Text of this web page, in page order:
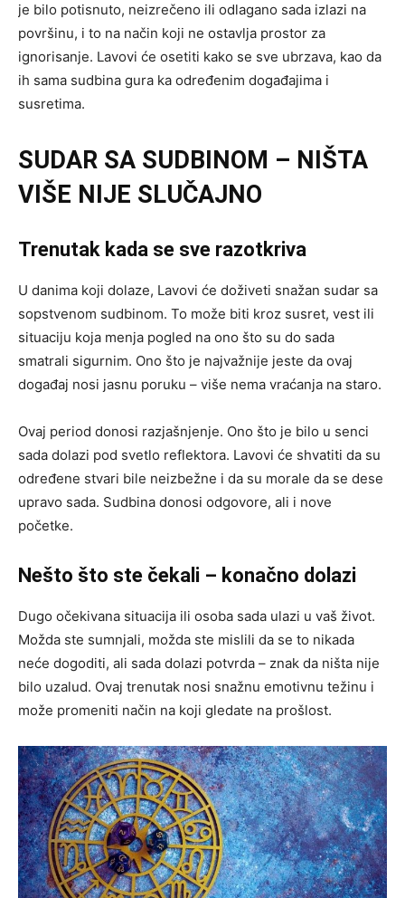
je bilo potisnuto, neizrečeno ili odlagano sada izlazi na
površinu, i to na način koji ne ostavlja prostor za
ignorisanje. Lavovi će osetiti kako se sve ubrzava, kao da
ih sama sudbina gura ka određenim događajima i
susretima.
SUDAR SA SUDBINOM – NIŠTA
VIŠE NIJE SLUČAJNO
Trenutak kada se sve razotkriva
U danima koji dolaze, Lavovi će doživeti snažan sudar sa
sopstvenom sudbinom. To može biti kroz susret, vest ili
situaciju koja menja pogled na ono što su do sada
smatrali sigurnim. Ono što je najvažnije jeste da ovaj
događaj nosi jasnu poruku – više nema vraćanja na staro.
Ovaj period donosi razjašnjenje. Ono što je bilo u senci
sada dolazi pod svetlo reflektora. Lavovi će shvatiti da su
određene stvari bile neizbežne i da su morale da se dese
upravo sada. Sudbina donosi odgovore, ali i nove
početke.
Nešto što ste čekali – konačno dolazi
Dugo očekivana situacija ili osoba sada ulazi u vaš život.
Možda ste sumnjali, možda ste mislili da se to nikada
neće dogoditi, ali sada dolazi potvrda – znak da ništa nije
bilo uzalud. Ovaj trenutak nosi snažnu emotivnu težinu i
može promeniti način na koji gledate na prošlost.